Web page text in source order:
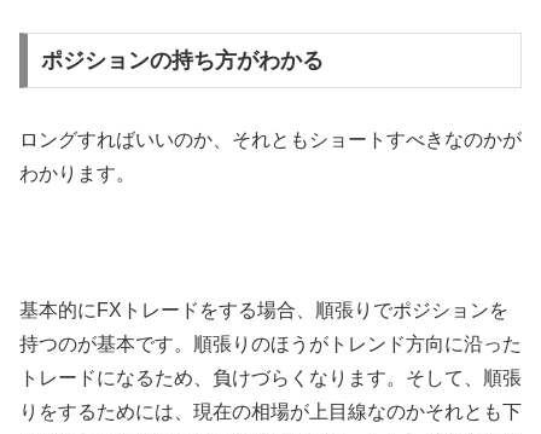
ポジションの持ち方がわかる
ロングすればいいのか、それともショートすべきなのかが
わかります。
基本的に FX トレードをする場合、順張りでポジションを
持つのが基本です。順張りのほうがトレンド方向に沿った
トレードになるため、負けづらくなります。そして、順張
りをするためには、現在の相場が上目線なのかそれとも下